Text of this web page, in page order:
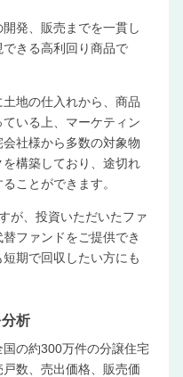
発、販売までを一貫し
きる高利回り商品で
地の仕入れから、商品
いる上、マーケティン
社様から多数の対象物
構築しており、途切れ
ことができます。
が、投資いただいたファ
ファンドをご提供でき
期で回収したい方にも
析
の約300万件の分譲住宅
数、売出価格、販売価